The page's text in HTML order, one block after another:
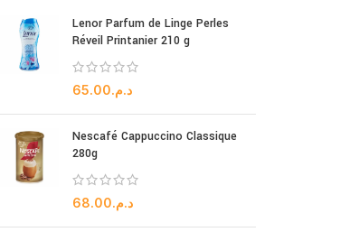
Lenor Parfum de Linge Perles
Réveil Printanier 210 g
د.م.65.00
Nescafé Cappuccino Classique
280g
د.م.68.00